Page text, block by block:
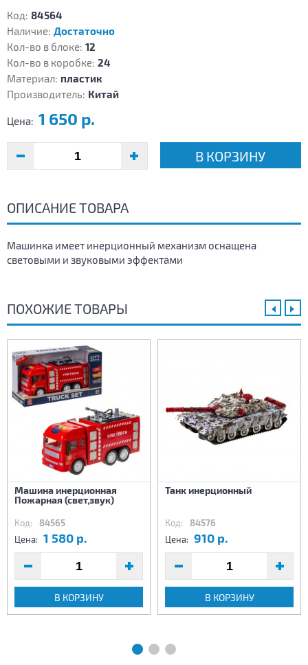
Код: 84564
Наличие: Достаточно
Кол-во в блоке: 12
Кол-во в коробке: 24
Материал: пластик
Производитель: Китай
Цена: 1 650 р.
В КОРЗИНУ
ОПИСАНИЕ ТОВАРА
Машинка имеет инерционный механизм оснащена
световыми и звуковыми эффектами
ПОХОЖИЕ ТОВАРЫ
Машина инерционная
Пожарная (свет,звук)
Код: 84565
Цена: 1 580 р.
В КОРЗИНУ
Танк инерционный
Код: 84576
Цена: 910 р.
В КОРЗИНУ